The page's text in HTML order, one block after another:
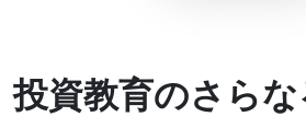
投資教育のさら